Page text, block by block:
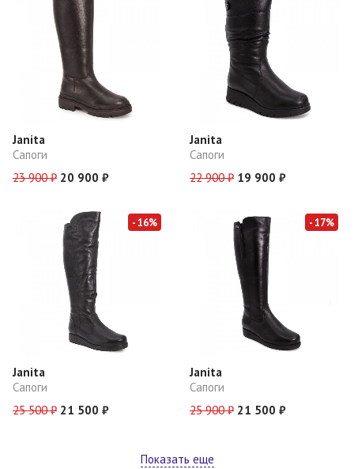
Janita
Сапоги
23 900 ₽ 20 900 ₽
Janita
Сапоги
22 900 ₽ 19 900 ₽
- 16%
Janita
Сапоги
25 500 ₽ 21 500 ₽
- 17%
Janita
Сапоги
25 900 ₽ 21 500 ₽
Показать еще